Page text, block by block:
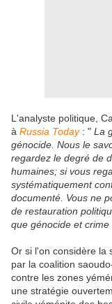
L'analyste politique,
à Russia Today : " La
génocide. Nous le
regardez le degré de
humaines; si vous
systématiquement
documenté. Vous ne
de restauration
que génocide et
Or si l'on considère la
par la coalition
contre les zones
une stratégie